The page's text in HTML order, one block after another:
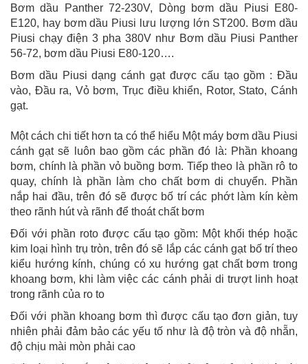
Bơm dầu Panther 72-230V, Dòng bơm dầu Piusi E80-
E120, hay bơm dầu Piusi lưu lượng lớn ST200. Bơm dầu
Piusi chạy điện 3 pha 380V như Bơm dầu Piusi Panther
56-72, bơm dầu Piusi E80-120….
Bơm dầu Piusi dạng cánh gạt được cấu tạo gồm : Đầu
vào, Đầu ra, Vỏ bơm, Trục điều khiển, Rotor, Stato, Cánh
gạt.
Một cách chi tiết hơn ta có thể hiểu Một máy bơm dầu Piusi
cánh gạt sẽ luôn bao gồm các phần đó là: Phần khoang
bơm, chính là phần vỏ buồng bơm. Tiếp theo là phần rô to
quay, chính là phần làm cho chất bơm di chuyển. Phần
nắp hai đầu, trên đó sẽ được bố trí các phớt làm kín kèm
theo rãnh hút và rãnh để thoát chất bơm
Đối với phần roto được cấu tạo gồm: Một khối thép hoặc
kim loại hình trụ tròn, trên đó sẽ lắp các cánh gạt bố trí theo
kiểu hướng kính, chúng có xu hướng gạt chất bơm trong
khoang bơm, khi làm việc các cánh phải di trượt linh hoạt
trong rãnh của ro to
Đối với phần khoang bơm thì được cấu tạo đơn giản, tuy
nhiên phải đảm bảo các yếu tố như là độ tròn và độ nhẵn,
độ chịu mài mòn phải cao